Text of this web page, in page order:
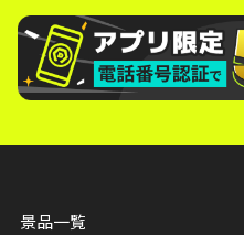
景品一覧